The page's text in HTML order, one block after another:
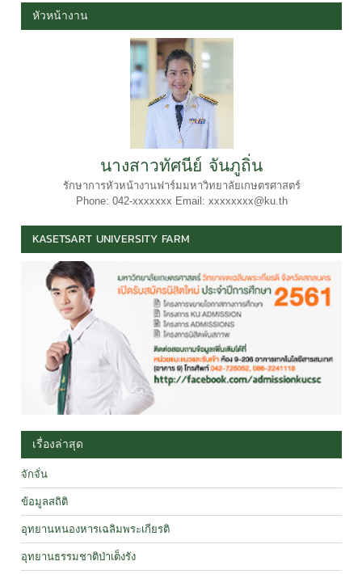
หัวหน้างาน
นางสาวทัศนีย์ จันภูถิ่น
รักษาการหัวหน้างานฟาร์มมหาวิทยาลัยเกษตรศาสตร์
Phone: 042-xxxxxxx Email: xxxxxxxx@ku.th
KASETSART UNIVERSITY FARM
เรื่องล่าสุด
จักจั่น
ข้อมูลสถิติ
อุทยานหนองหารเฉลิมพระเกียรติ
อุทยานธรรมชาติป่าเต็งรัง